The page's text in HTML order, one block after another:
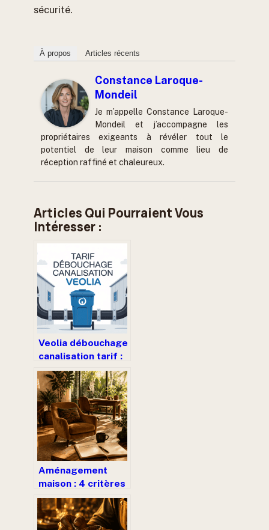
sécurité.
À propos Articles récents
Constance Laroque-
Mondeil
Je m’appelle Constance Laroque-
Mondeil et j’accompagne les
propriétaires exigeants à révéler tout le
potentiel de leur maison comme lieu de
réception raffiné et chaleureux.
Articles Qui Pourraient Vous
Intéresser :
Veolia débouchage
canalisation tarif :
ce qu’il faut
vraiment savoir
Aménagement
maison : 4 critères
de sélection pour
un mobilier durable
et la livraison